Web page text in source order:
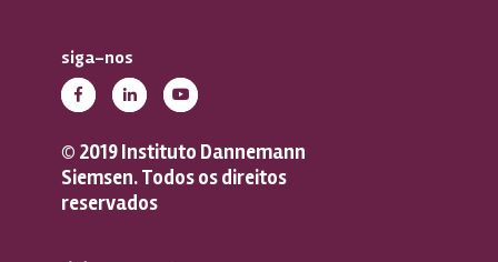
siga-nos
© 2019 Instituto Dannemann
Siemsen. Todos os direitos
reservados